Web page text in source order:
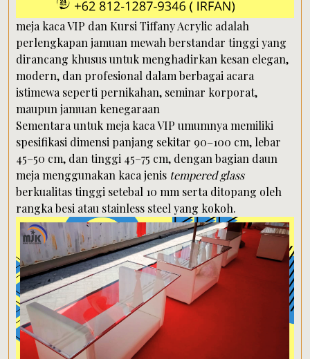
meja kaca VIP dan Kursi Tiffany Acrylic adalah
perlengkapan jamuan mewah berstandar tinggi yang
dirancang khusus untuk menghadirkan kesan elegan,
modern, dan profesional dalam berbagai acara
istimewa seperti pernikahan, seminar korporat,
maupun jamuan kenegaraan
Sementara untuk meja kaca VIP umumnya memiliki
spesifikasi dimensi panjang sekitar 90–100 cm, lebar
45–50 cm, dan tinggi 45–75 cm, dengan bagian daun
meja menggunakan kaca jenis tempered glass
berkualitas tinggi setebal 10 mm serta ditopang oleh
rangka besi atau stainless steel yang kokoh.